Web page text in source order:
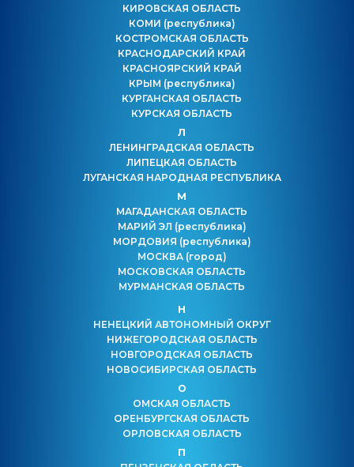
КИРОВСКАЯ ОБЛАСТЬ
КОМИ (республика)
КОСТРОМСКАЯ ОБЛАСТЬ
КРАСНОДАРСКИЙ КРАЙ
КРАСНОЯРСКИЙ КРАЙ
КРЫМ (республика)
КУРГАНСКАЯ ОБЛАСТЬ
КУРСКАЯ ОБЛАСТЬ
Л
ЛЕНИНГРАДСКАЯ ОБЛАСТЬ
ЛИПЕЦКАЯ ОБЛАСТЬ
ЛУГАНСКАЯ НАРОДНАЯ РЕСПУБЛИКА
М
МАГАДАНСКАЯ ОБЛАСТЬ
МАРИЙ ЭЛ (республика)
МОРДОВИЯ (республика)
МОСКВА (город)
МОСКОВСКАЯ ОБЛАСТЬ
МУРМАНСКАЯ ОБЛАСТЬ
Н
НЕНЕЦКИЙ АВТОНОМНЫЙ ОКРУГ
НИЖЕГОРОДСКАЯ ОБЛАСТЬ
НОВГОРОДСКАЯ ОБЛАСТЬ
НОВОСИБИРСКАЯ ОБЛАСТЬ
О
ОМСКАЯ ОБЛАСТЬ
ОРЕНБУРГСКАЯ ОБЛАСТЬ
ОРЛОВСКАЯ ОБЛАСТЬ
П